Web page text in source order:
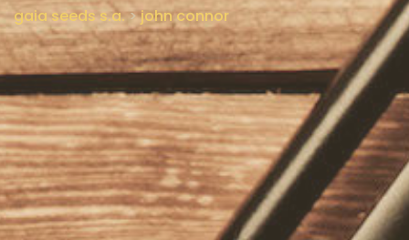
gaia seeds s.a.>john connor